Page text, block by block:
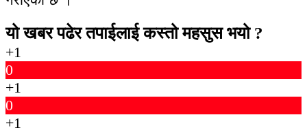
यो खबर पढेर तपाईलाई कस्तो महसुस भयो ?
+1
0
+1
0
+1